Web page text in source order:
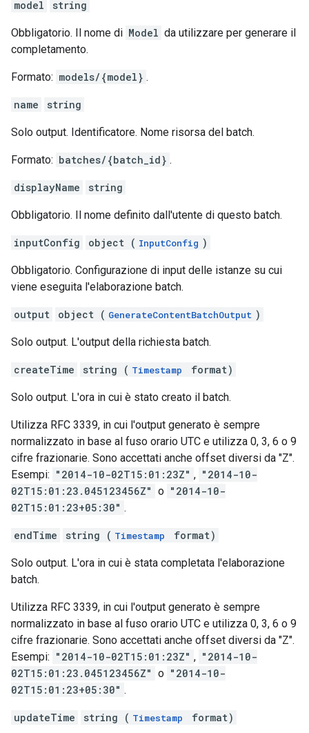
model
string
Obbligatorio. Il nome di Model da utilizzare per generare il
completamento.
Formato: models/{model} .
name string
Solo output. Identificatore. Nome risorsa del batch.
Formato: batches/{batch_id} .
displayName string
Obbligatorio. Il nome definito dall'utente di questo batch.
inputConfig object ( InputConfig )
Obbligatorio. Configurazione di input delle istanze su cui
viene eseguita l'elaborazione batch.
output object ( GenerateContentBatchOutput )
Solo output. L'output della richiesta batch.
createTime string ( Timestamp format)
Solo output. L'ora in cui è stato creato il batch.
Utilizza RFC 3339, in cui l'output generato è sempre
normalizzato in base al fuso orario UTC e utilizza 0, 3, 6 o 9
cifre frazionarie. Sono accettati anche offset diversi da "Z".
Esempi: "2014-10-02T15:01:23Z" , "2014-10-
02T15:01:23.045123456Z" o "2014-10-
02T15:01:23+05:30" .
endTime string ( Timestamp format)
Solo output. L'ora in cui è stata completata l'elaborazione
batch.
Utilizza RFC 3339, in cui l'output generato è sempre
normalizzato in base al fuso orario UTC e utilizza 0, 3, 6 o 9
cifre frazionarie. Sono accettati anche offset diversi da "Z".
Esempi: "2014-10-02T15:01:23Z" , "2014-10-
02T15:01:23.045123456Z" o "2014-10-
02T15:01:23+05:30" .
updateTime string ( Timestamp format)